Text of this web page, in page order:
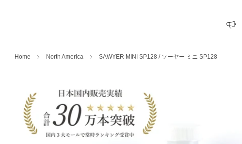
Home North America SAWYER MINI SP128 / ソーヤー ミニ SP128